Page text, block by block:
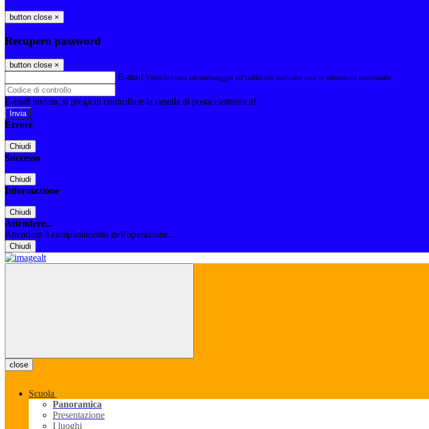
button close ×
Recupero password
button close ×
E-mail Verrà inviato un messaggio all'indirizzo indicato con le istruzioni necessarie.
E-mail inviata, si prega di controllare la casella di posta elettronica!
Errore
Chiudi
Successo
Chiudi
Informazione
Chiudi
Attendere...
Attendere il completamento dell'operazione...
Chiudi
close
Scuola
Panoramica
Presentazione
I luoghi